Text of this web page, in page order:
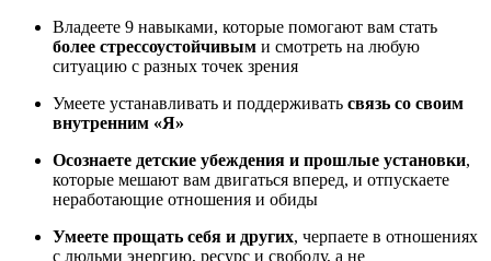
Владеете 9 навыками, которые помогают вам стать
более стрессоустойчивым и смотреть на любую
ситуацию с разных точек зрения
Умеете устанавливать и поддерживать связь со своим
внутренним «Я»
Осознаете детские убеждения и прошлые установки,
которые мешают вам двигаться вперед, и отпускаете
неработающие отношения и обиды
Умеете прощать себя и других, черпаете в отношениях
с людьми энергию, ресурс и свободу, а не